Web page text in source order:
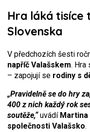
Hra láká tisíce
Slovenska
V předchozích šesti
napříč Valašskem. Hra
– zapojují se rodiny s
„Pravidelně se do hry
400 z nich každý rok
soutěže,“uvádí
společnosti Valašsko.